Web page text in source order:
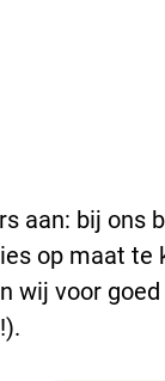
aan: bij ons
op maat te
wij voor